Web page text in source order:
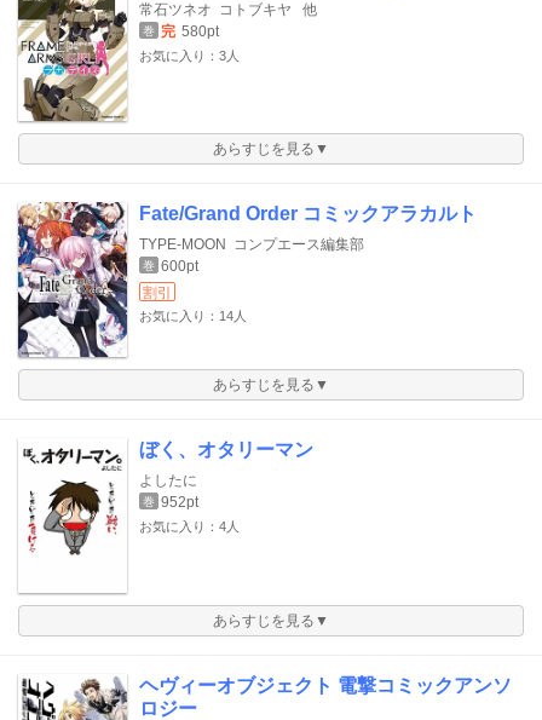
常石ツネオ コトブキヤ 他
巻 完 580pt
お気に入り：3人
あらすじを見る▼
Fate/Grand Order コミックアラカルト
TYPE-MOON コンプエース編集部
巻 600pt
割引
お気に入り：14人
あらすじを見る▼
ぼく、オタリーマン
よしたに
巻 952pt
お気に入り：4人
あらすじを見る▼
ヘヴィーオブジェクト 電撃コミックアンソ
ロジー